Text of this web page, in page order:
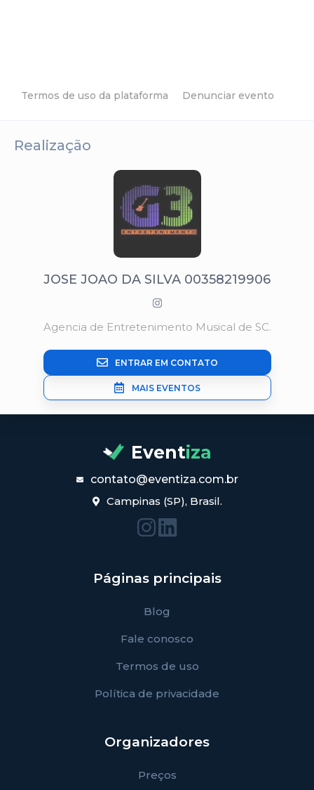
Termos de uso da plataforma Denunciar evento
Realização
JOSE JOAO DA SILVA 00358219906
Agencia de Entretenimento Musical de SC.
ENTRAR EM CONTATO
MAIS EVENTOS
Eventiza
contato@eventiza.com.br
Campinas (SP), Brasil.
Páginas principais
Blog
Fale conosco
Termos de uso
Política de privacidade
Organizadores
Preços